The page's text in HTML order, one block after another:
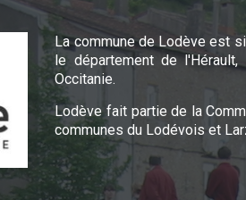
La commune de Lodève est
le département de l'Hérault,
Occitanie.
Lodève fait partie de la
communes du Lodévois et